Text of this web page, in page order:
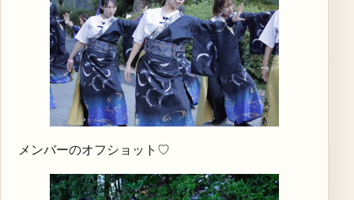
メンバーのオフショット♡